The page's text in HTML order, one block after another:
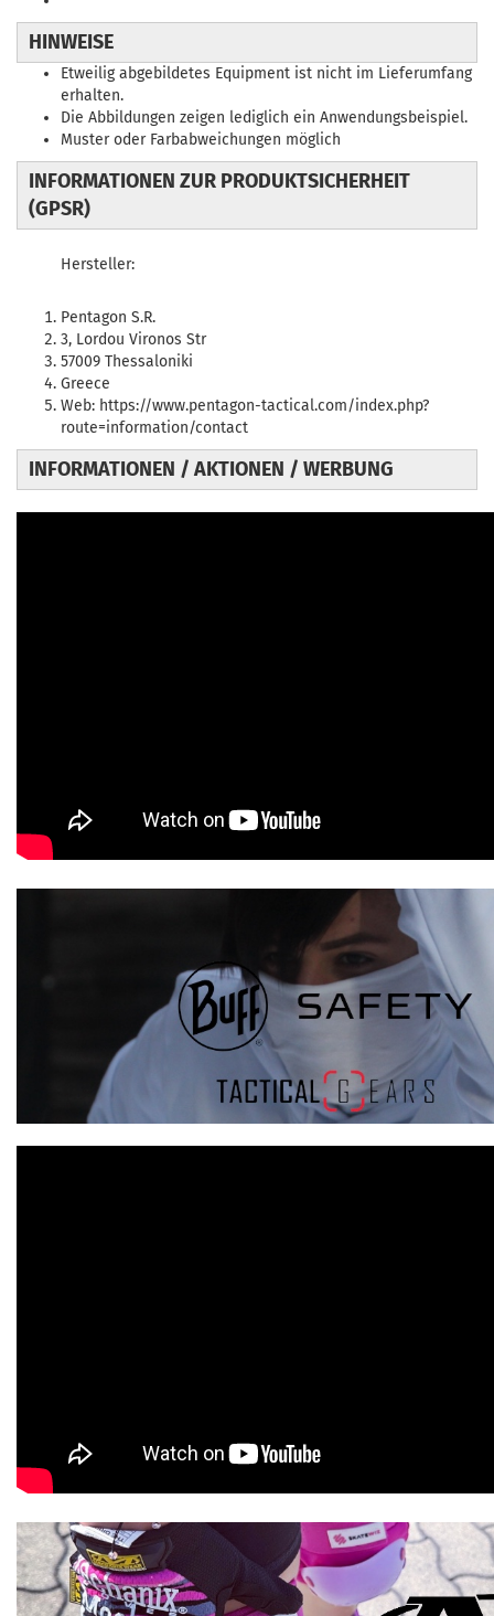
HINWEISE
Etweilig abgebildetes Equipment ist nicht im Lieferumfang
erhalten.
Die Abbildungen zeigen lediglich ein Anwendungsbeispiel.
Muster oder Farbabweichungen möglich
INFORMATIONEN ZUR PRODUKTSICHERHEIT
(GPSR)
Hersteller:
Pentagon S.R.
3, Lordou Vironos Str
57009 Thessaloniki
Greece
Web: https://www.pentagon-tactical.com/index.php?
route=information/contact
INFORMATIONEN / AKTIONEN / WERBUNG